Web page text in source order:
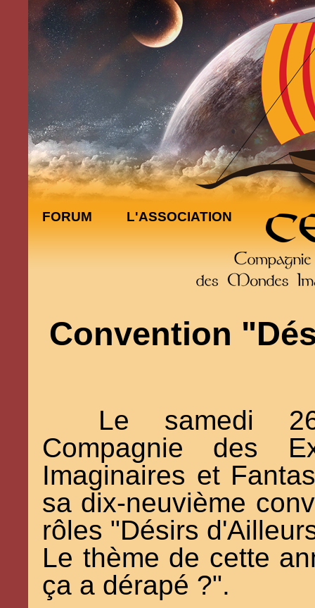
FORUM L'ASSOCIATION
Convention
Le samedi
Compagnie des
Imaginaires et
sa dix-neuvième
rôles "Désirs
Le thème de cette
ça a dérapé ?".